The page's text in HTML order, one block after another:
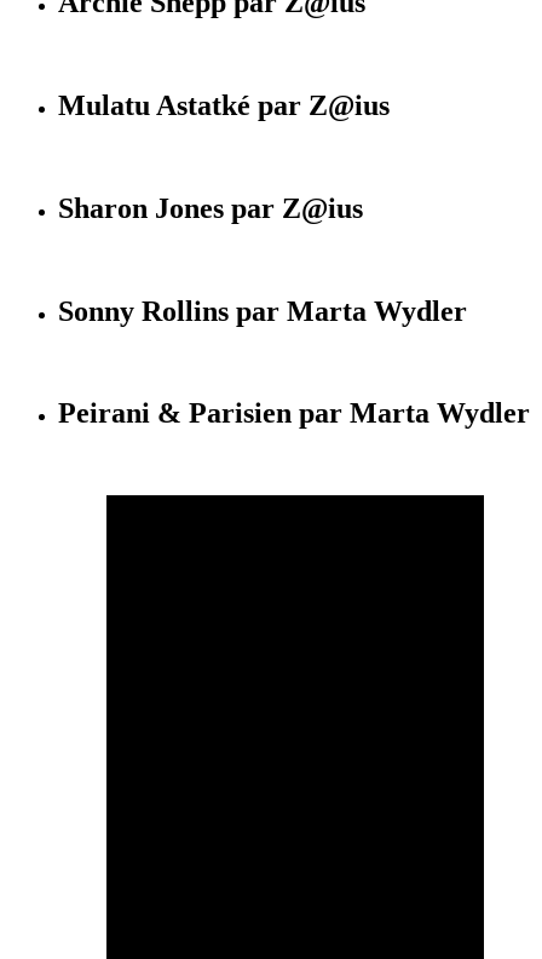
Mulatu Astatké par Z@ius
Sharon Jones par Z@ius
Sonny Rollins par Marta Wydler
Peirani & Parisien par Marta Wydler